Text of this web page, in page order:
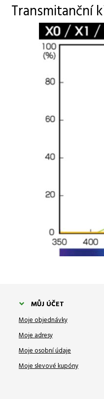
Transmitanční
MŮJ ÚČET
Moje objednávky
Moje adresy
Moje osobní údaje
Moje slevové kupóny